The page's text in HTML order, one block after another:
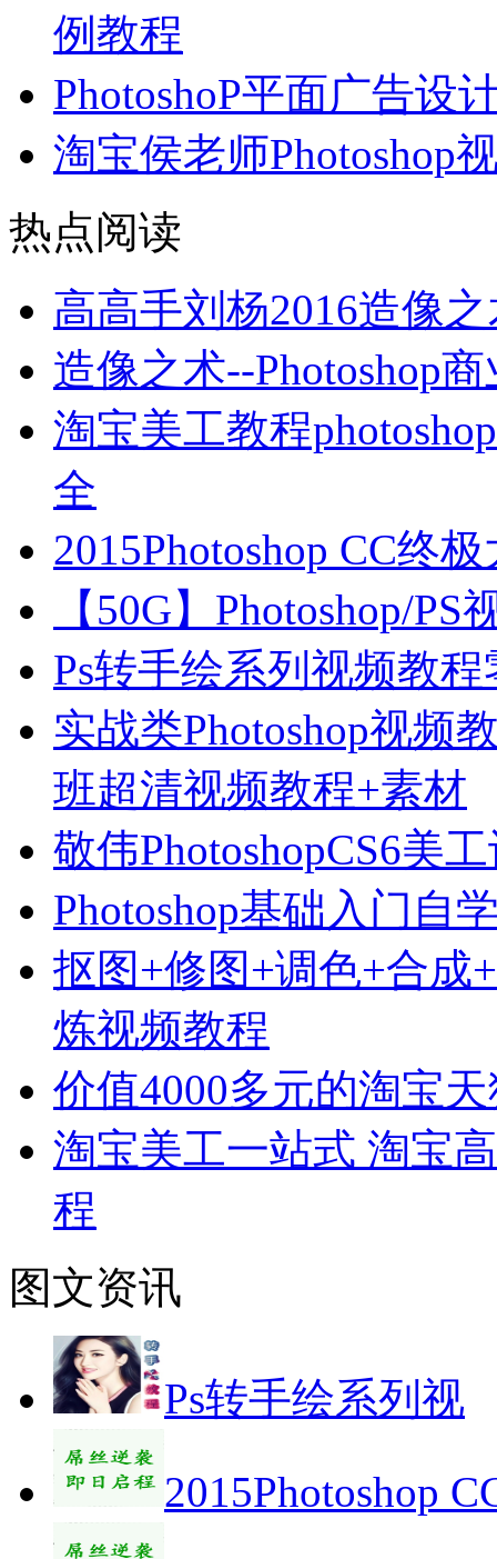
例教程
PhotoshoP平面广告设
淘宝侯老师Photoshop
热点阅读
高高手刘杨2016造像
造像之术--Photoshop
淘宝美工教程
全
2015Photoshop CC终
【50G】Photoshop/
Ps转手绘系列视频教
实战类Photoshop视频
班超清视频教程+素材
敬伟PhotoshopCS6美
Photoshop基础入门自
抠图+修图+调色+合成
炼视频教程
价值4000多元的淘宝
淘宝美工一站式 淘宝
程
图文资讯
Ps转手绘系列视
2015Photoshop